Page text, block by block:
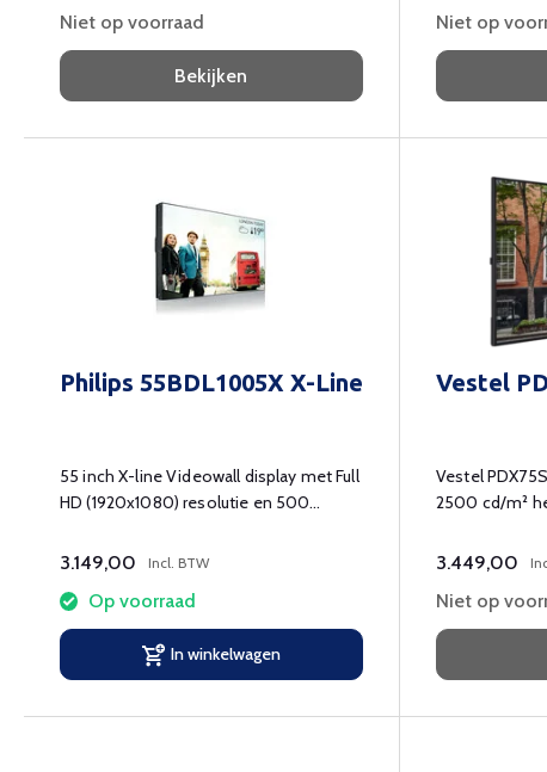
Niet op voorraad
Bekijken
Niet op
Philips 55BDL1005X X-Line
55 inch X-line Videowall display met Full
HD (1920x1080) resolutie en 500
3.149,00 Incl. BTW
Op voorraad
In winkelwagen
Vestel
Vestel
2500 cd/m²
3.449,00
Niet op